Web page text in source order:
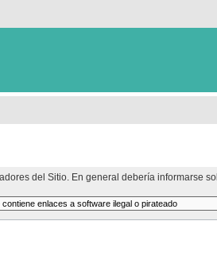
del Sitio. En general debería informarse